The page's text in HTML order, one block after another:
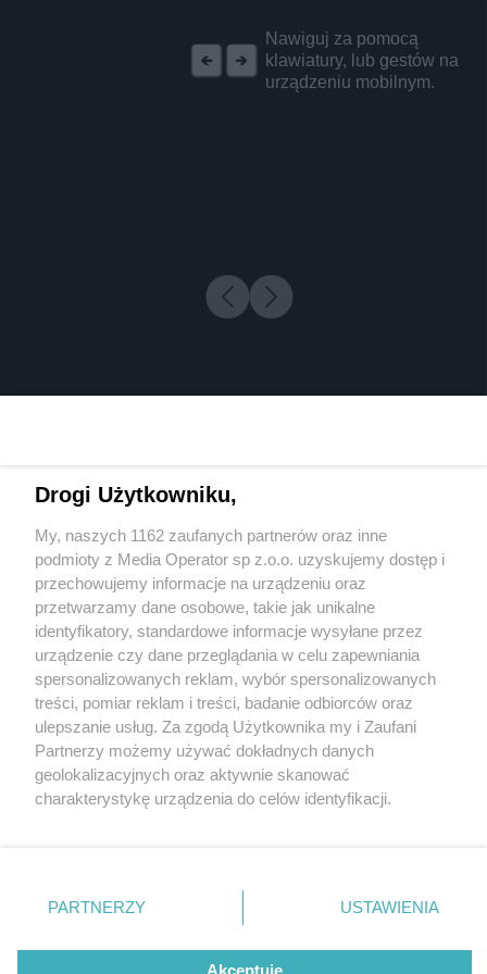
Nawiguj za pomocą
klawiatury, lub gestów na
urządzeniu mobilnym.
1 / 0
Wydawca mediów lokalnych
Nie zapomnij
zapoznać się z:
polityką prywatności regulamin korzystania z portali
Twojemiasto
Piekary Śląskie
Chorzów
Tarnowskie Góry
Gliwice
Skontakuj sięz nami
Kontakt
Wydawca
Redakcja
Drogi Użytkowniku,
My, naszych 1162 zaufanych partnerów oraz inne
podmioty z Media Operator sp z.o.o. uzyskujemy dostęp i
przechowujemy informacje na urządzeniu oraz
przetwarzamy dane osobowe, takie jak unikalne
identyfikatory, standardowe informacje wysyłane przez
urządzenie czy dane przeglądania w celu zapewniania
spersonalizowanych reklam, wybór spersonalizowanych
treści, pomiar reklam i treści, badanie odbiorców oraz
ulepszanie usług. Za zgodą Użytkownika my i Zaufani
Partnerzy możemy używać dokładnych danych
geolokalizacyjnych oraz aktywnie skanować
charakterystykę urządzenia do celów identyfikacji.
zmienić/wycofać klikając przycisk ustawień prywatności
znajdujący się w lewym dolnym rogu strony
rodzaje przetwarzania danych nie wymagają zgody
użytkownika, ale masz prawo sprzeciwić się takiemu
PARTNERZY USTAWIENIA
Akceptuję